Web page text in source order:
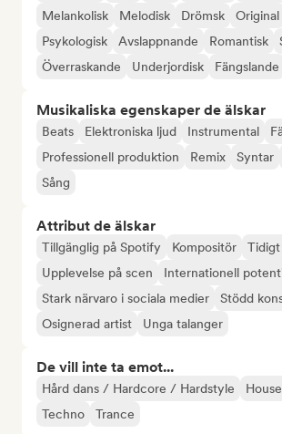
Melankolisk
Melodisk Drömsk Original
Psykologisk
Avslappnande Romantisk
Överraskande
Underjordisk Fängslande
Musikaliska egenskaper de älskar
Beats Elektroniska ljud Instrumental
Professionell produktion
Remix Syntar
Sång
Attribut de älskar
Tillgänglig på Spotify Kompositör
Upplevelse på scen
Internationell
Stark närvaro i sociala medier
Stödd
Osignerad artist
Unga talanger
De vill inte ta emot...
Hård dans / Hardcore / Hardstyle
Techno
Trance